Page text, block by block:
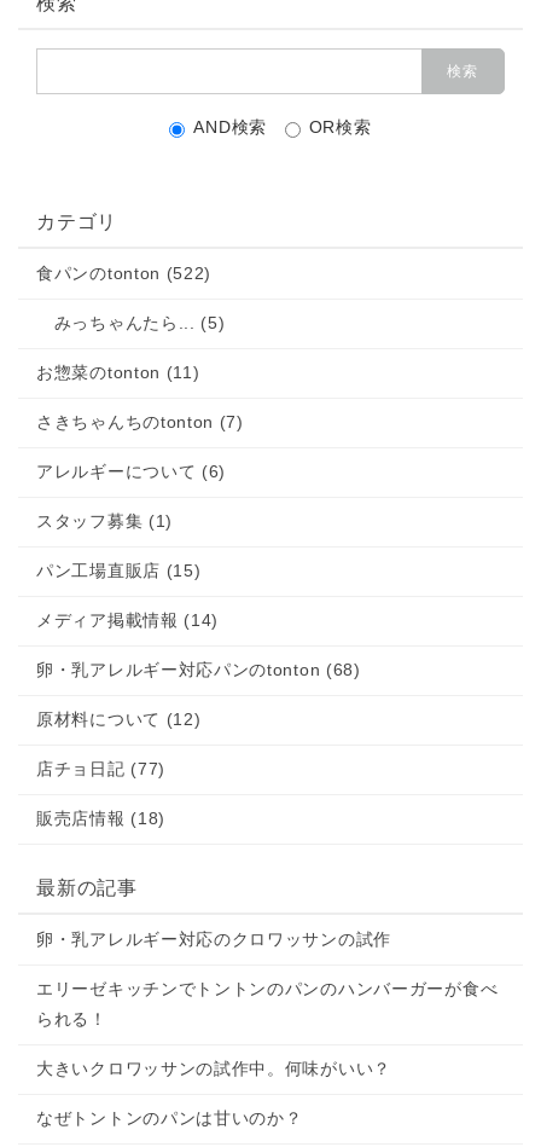
AND検索 OR検索
カテゴリ
食パンのtonton (522)
みっちゃんたら... (5)
お惣菜のtonton (11)
さきちゃんちのtonton (7)
アレルギーについて (6)
スタッフ募集 (1)
パン工場直販店 (15)
メディア掲載情報 (14)
卵・乳アレルギー対応パンのtonton (68)
原材料について (12)
店チョ日記 (77)
販売店情報 (18)
最新の記事
卵・乳アレルギー対応のクロワッサンの試作
エリーゼキッチンでトントンのパンのハンバーガーが食べ
られる！
大きいクロワッサンの試作中。何味がいい？
なぜトントンのパンは甘いのか？